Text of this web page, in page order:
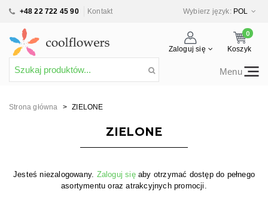
+48 22 722 45 90 Kontakt Wybierz język: POL
Zaloguj się
0
Koszyk
Menu
Strona główna > ZIELONE
ZIELONE
Jesteś niezalogowany. Zaloguj sięaby otrzymać dostęp do pełnego
asortymentu oraz atrakcyjnych promocji.